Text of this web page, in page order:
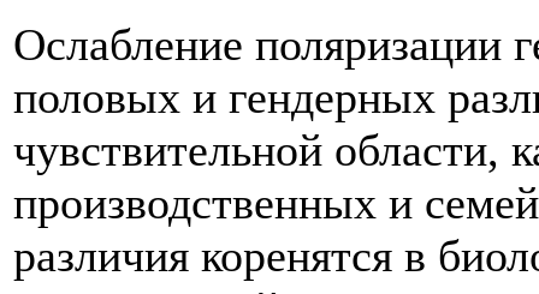
Ослабление поляризации
половых и гендерных
чувствительной области,
производственных и
различия коренятся в